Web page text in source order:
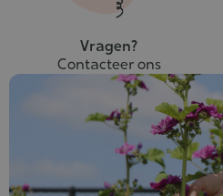
Vragen?
Contacteer ons